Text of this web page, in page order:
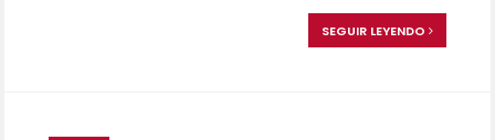
SEGUIR LEYENDO